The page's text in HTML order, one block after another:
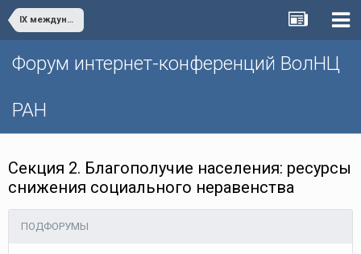
IX международная научно-практическая интернет-конференция «Глобальные вызовы и региональное развитие в зеркале социологических измерений»
Форум интернет-конференций ВолНЦ
РАН
Секция 2. Благополучие населения: ресурсы
снижения социального неравенства
ПОДФОРУМЫ